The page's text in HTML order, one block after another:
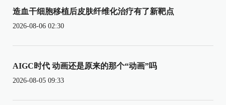
造血干细胞移植后皮肤纤维化治疗有了新靶点
2026-08-06 02:30
AIGC时代 动画还是原来的那个“动画”吗
2026-08-05 09:33